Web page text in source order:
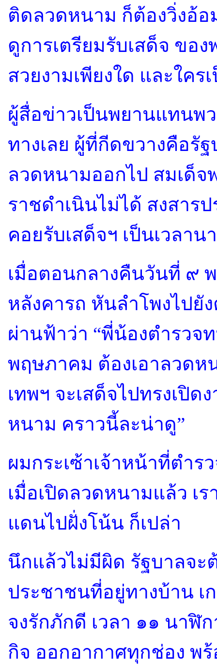
ติดลวดหนาม ก็ต้องวิ่งอ้
ดูการเตรียมรับเสด็จ ของ
สวยงามเพียงใด และใค
ผู้สื่อข่าวเป็นพยานแทนพว
ทางเลย ผู้ที่กีดขวางคือรั
ลวดหนามออกไป สมเด็จ
ราชดำเนินไม่ได้ สงสาร
คอยรับเสด็จฯ เป็นเวลาน
เมื่อตอนกลางคืนวันที่ ๙
หลังคารถ หันลำโพงไปยั
ผ่านฟ้าว่า “พี่น้องตำรวจ
พฤษภาคม ต้องเอาลวดห
เทพฯ จะเสด็จไปทรงเปิ
หนาม คราวนี้ละน่าดู”
ผมกระเซ้าเจ้าหน้าที่ตำร
เมื่อเปิดลวดหนามแล้ว เ
แดนไปฝั่งโน้น ก็เปล่า
นึกแล้วไม่มีผิด รัฐบาลจะ
ประชาชนที่อยู่ทางบ้าน เ
จงรักภักดี เวลา ๑๑ นาฬิ
กิจ ออกอากาศทุกช่อง พ